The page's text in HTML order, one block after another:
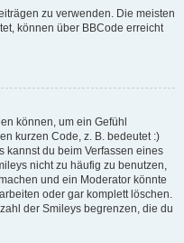
zu verwenden. Die meisten
können über BBCode erreicht
können, um ein Gefühl
kurzen Code, z. B. bedeutet :)
kannst du beim Verfassen eines
nicht zu häufig zu benutzen,
und ein Moderator könnte
oder gar komplett löschen.
der Smileys begrenzen, die du